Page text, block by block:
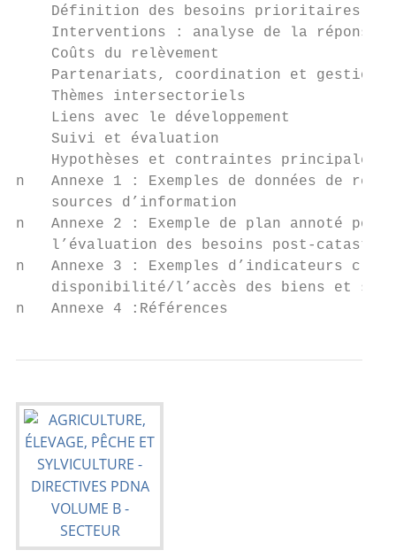
    Définition des besoins prioritaires
    Interventions : analyse de la réponse
    Coûts du relèvement
    Partenariats, coordination et gestion
    Thèmes intersectoriels
    Liens avec le développement
    Suivi et évaluation
    Hypothèses et contraintes principales
n   Annexe 1 : Exemples de données de
    sources d’information
n   Annexe 2 : Exemple de plan annoté
l’évaluation des besoins post-
n   Annexe 3 : Exemples d’indicateurs
disponibilité/l’accès des biens et
n   Annexe 4 :Références